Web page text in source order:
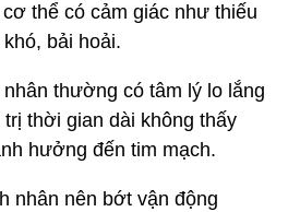
thể có cảm giác như thiếu
bải hoải.
thường có tâm lý lo lắng
thời gian dài không thấy
hưởng đến tim mạch.
nhân nên bớt vận động